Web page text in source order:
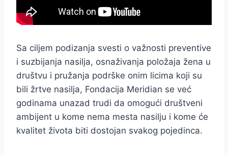
Sa ciljem podizanja svesti o važnosti preventive
i suzbijanja nasilja, osnaživanja položaja žena u
društvu i pružanja podrške onim licima koji su
bili žrtve nasilja, Fondacija Meridian se već
godinama unazad trudi da omogući društveni
ambijent u kome nema mesta nasilju i kome će
kvalitet života biti dostojan svakog pojedinca.